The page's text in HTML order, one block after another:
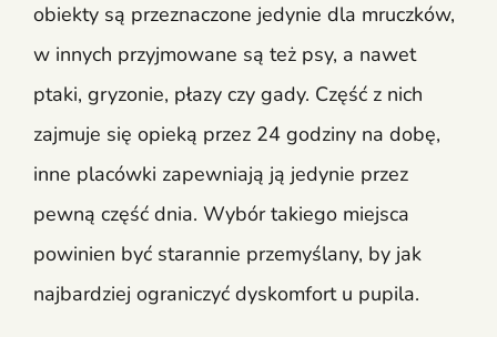
obiekty są przeznaczone jedynie dla mruczków,
w innych przyjmowane są też psy, a nawet
ptaki, gryzonie, płazy czy gady. Część z nich
zajmuje się opieką przez 24 godziny na dobę,
inne placówki zapewniają ją jedynie przez
pewną część dnia. Wybór takiego miejsca
powinien być starannie przemyślany, by jak
najbardziej ograniczyć dyskomfort u pupila.